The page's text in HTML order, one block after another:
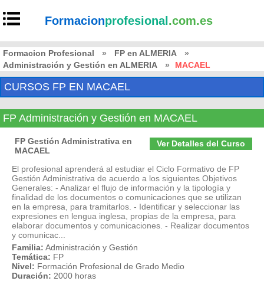
Formacionprofesional .com.es
Formacion Profesional » FP en ALMERIA
»
Administración y Gestión en ALMERIA
» MACAEL
CURSOS FP EN MACAEL
FP Administración y Gestión en MACAEL
Ver Detalles del Curso
FP Gestión Administrativa en
MACAEL
El profesional aprenderá al estudiar el Ciclo Formativo de FP
Gestión Administrativa de acuerdo a los siguientes Objetivos
Generales: - Analizar el flujo de información y la tipología y
finalidad de los documentos o comunicaciones que se utilizan
en la empresa, para tramitarlos. - Identificar y seleccionar las
expresiones en lengua inglesa, propias de la empresa, para
elaborar documentos y comunicaciones. - Realizar documentos
y comunicac...
Familia: Administración y Gestión
Temática: FP
Nivel: Formación Profesional de Grado Medio
Duración: 2000 horas